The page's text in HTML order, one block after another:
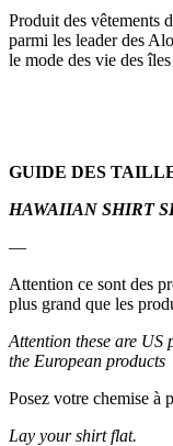
Produit des vêtements
parmi les leader des
le mode des vie des
GUIDE DES
HAWAIIAN SHIRT
—
Attention ce sont des
plus grand que les
Attention these are US
the European products
Posez votre chemise à
Lay your shirt flat.